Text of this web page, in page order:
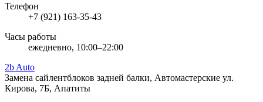
Телефон
+7 (921) 163-35-43
Часы работы
ежедневно, 10:00–22:00
2b Auto
Замена сайлентблоков задней балки, Автомастерские ул.
Кирова, 7Б, Апатиты